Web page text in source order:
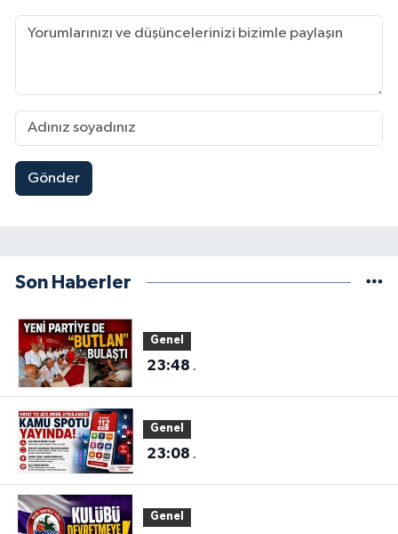
Gönder
Son Haberler
Genel
23:48 .
Genel
23:08 .
Genel